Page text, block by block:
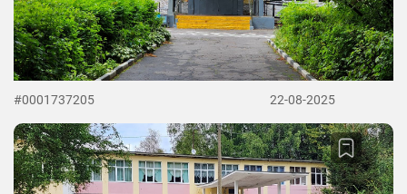
#0001737205 22-08-2025